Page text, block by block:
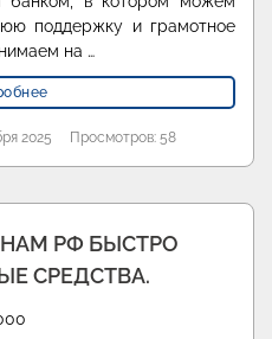
поддержку и грамотное
на …
2025 Просмотров: 58
РФ БЫСТРО
СРЕДСТВА.